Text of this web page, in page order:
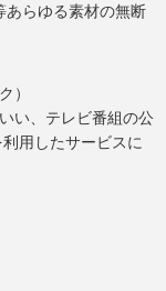
あらゆる素材の無断
）
い、テレビ番組の公
用したサービスに